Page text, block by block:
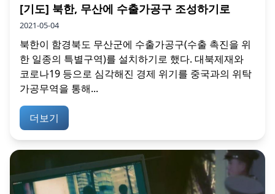
[기도] 북한, 무산에 수출가공구 조성하기로
2021-05-04
북한이 함경북도 무산군에 수출가공구(수출 촉진을 위
한 일종의 특별구역)를 설치하기로 했다. 대북제재와
코로나19 등으로 심각해진 경제 위기를 중국과의 위탁
가공무역을 통해...
더보기